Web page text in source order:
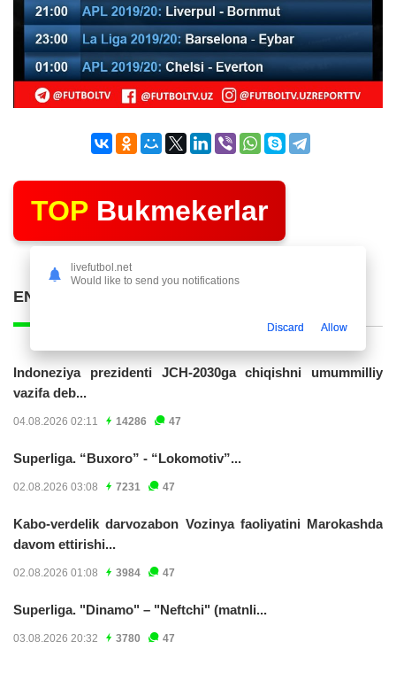
TOP Bukmekerlar
ENG KO'P O'QILGAN POSTLAR
Indoneziya prezidenti JCH-2030ga chiqishni umummilliy
vazifa deb...
04.08.2026 02:11 14286 47
Superliga. “Buxoro” - “Lokomotiv”...
02.08.2026 03:08 7231 47
Kabo-verdelik darvozabon Vozinya faoliyatini Marokashda
davom ettirishi...
02.08.2026 01:08 3984 47
Superliga. "Dinamo" – "Neftchi" (matnli...
03.08.2026 20:32 3780 47
livefutbol.net
Would like to send you notifications
Discard Allow